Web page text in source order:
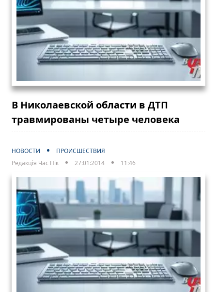
В Николаевской области в ДТП
травмированы четыре человека
НОВОСТИ
ПРОИСШЕСТВИЯ
Редакція Час Пік
27:01:2014 11:46